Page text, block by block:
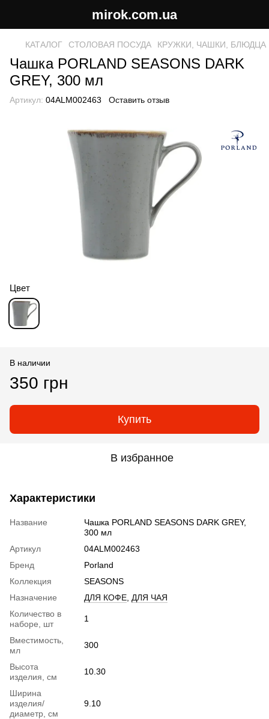
mirok.com.ua
КАТАЛОГ СТОЛОВАЯ ПОСУДА КРУЖКИ, ЧАШКИ, БЛЮДЦА
Чашка PORLAND SEASONS DARK
GREY, 300 мл
Артикул: 04ALM002463 Оставить отзыв
Цвет
В наличии
350 грн
Купить
В избранное
Характеристики
Название
Чашка PORLAND SEASONS DARK GREY,
300 мл
Артикул
04ALM002463
Бренд
Porland
Коллекция
SEASONS
Назначение
ДЛЯ КОФЕ ДЛЯ ЧАЯ
Количество в
наборе, шт
1
Вместимость,
мл
300
Высота
изделия, см
10.30
Ширина
изделия/
диаметр, см
9.10